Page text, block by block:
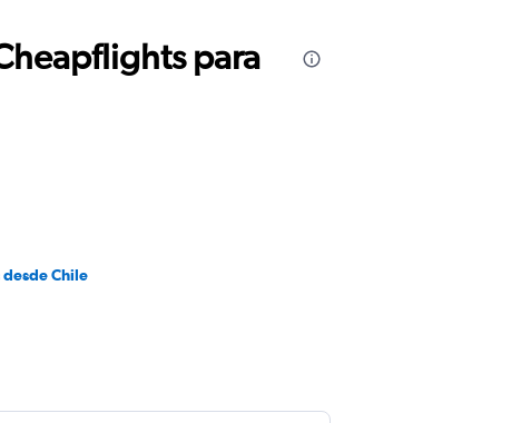
para
desde Chile